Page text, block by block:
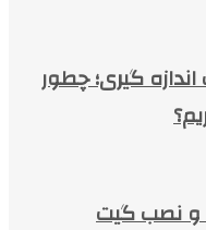
گیری؛ چطور
و نصب گیت